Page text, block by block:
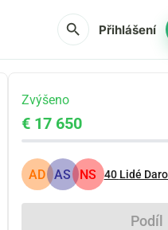
search Přihlášení
Zvýšeno
€ 17 650
AD AS NS 40 Lidé
Podíl